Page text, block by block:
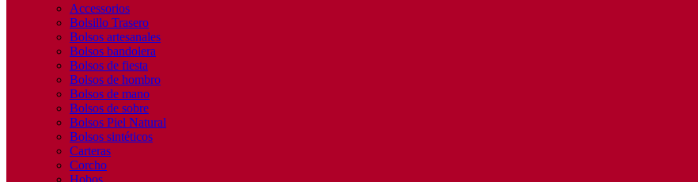
Accessorios
Bolsillo Trasero
Bolsos artesanales
Bolsos bandolera
Bolsos de fiesta
Bolsos de hombro
Bolsos de mano
Bolsos de sobre
Bolsos Piel Natural
Bolsos sintéticos
Carteras
Corcho
Hobos